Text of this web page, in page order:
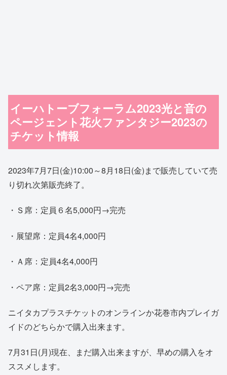
イーハトーブフォーラム2023光と音の
ページェント花火ファンタジー2023の
チケット情報
2023年7月7日(金)10:00～8月18日(金)まで販売していて売
り切れ次第販売終了。
・Ｓ席：定員６名5,000円→完売
・展望席：定員4名4,000円
・Ａ席：定員4名4,000円
・ペア席：定員2名3,000円→完売
ニイタカプラスチケットのオンラインか花巻市内プレイガ
イドのどちらかで購入出来ます。
7月31日(月)現在、まだ購入出来ますが、早めの購入をオ
ススメします。